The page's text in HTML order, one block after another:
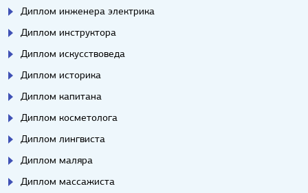
Диплом инженера электрика
Диплом инструктора
Диплом искусствоведа
Диплом историка
Диплом капитана
Диплом косметолога
Диплом лингвиста
Диплом маляра
Диплом массажиста